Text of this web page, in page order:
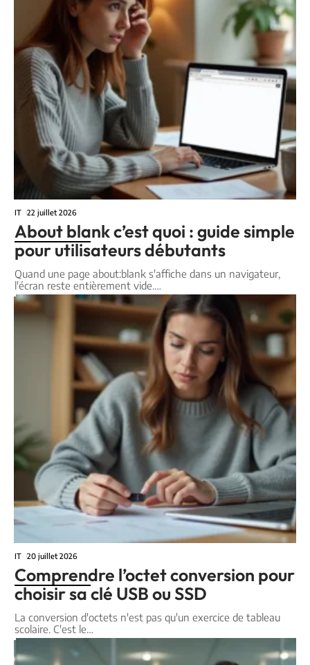
IT 22 juillet 2026
About blank c’est quoi : guide simple
pour utilisateurs débutants
Quand une page about:blank s'affiche dans un navigateur,
l'écran reste entièrement vide.…
IT 20 juillet 2026
Comprendre l’octet conversion pour
choisir sa clé USB ou SSD
La conversion d'octets n'est pas qu'un exercice de tableau
scolaire. C'est le…